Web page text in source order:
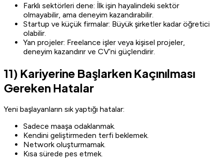
Farklı sektörleri dene: İlk işin hayalindeki sektör
olmayabilir, ama deneyim kazandırabilir.
Startup ve küçük firmalar: Büyük şirketler kadar öğretici
olabilir.
Yan projeler: Freelance işler veya kişisel projeler,
deneyim kazandırır ve CV’ni güçlendirir.
11) Kariyerine Başlarken Kaçınılması
Gereken Hatalar
Yeni başlayanların sık yaptığı hatalar:
Sadece maaşa odaklanmak.
Kendini geliştirmeden terfi beklemek.
Network oluşturmamak.
Kısa sürede pes etmek.